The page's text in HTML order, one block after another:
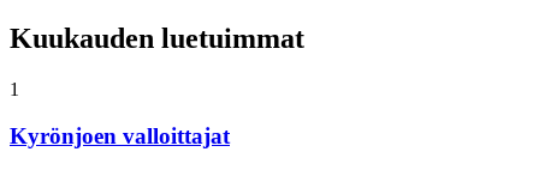
Kuukauden luetuimmat
1
Kyrönjoen valloittajat